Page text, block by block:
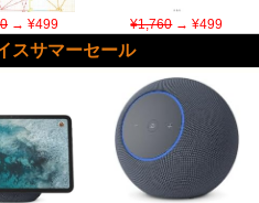
→ ¥499 ¥1,760→ ¥499
スサマーセール